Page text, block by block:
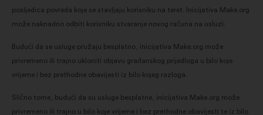
posljedica povreda koje se stavljaju korisniku na teret. Inicijativa Make.org
može naknadno odbiti korisniku stvaranje novog računa na usluzi.
Budući da se usluge pružaju besplatno, inicijativa Make.org može
privremeno ili trajno ukloniti objavu građanskog prijedloga u bilo koje
vrijeme i bez prethodne obavijesti iz bilo kojeg razloga.
Slično tome, budući da su usluge besplatne, inicijativa Make.org može
privremeno ili trajno u bilo koje vrijeme i bez prethodne obavijesti te iz bilo